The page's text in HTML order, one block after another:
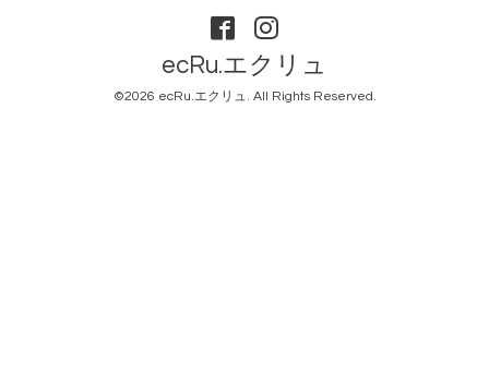
ecRu.エクリュ
©2026 ecRu.エクリュ. All Rights Reserved.